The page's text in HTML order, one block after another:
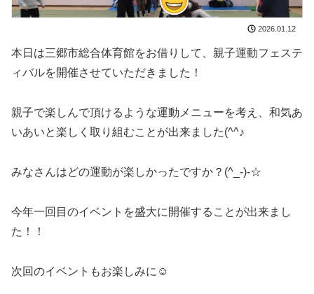
2026.01.12
本日は三郷市総合体育館をお借りして、親子運動フェステ
ィバルを開催させていただきました！
親子で楽しんで頂けるような運動メニューを考え、和気あ
いあいと楽しく取り組むことが出来ました(^^♪
みなさんはどの運動が楽しかったですか？(^_-)-☆
今年一回目のイベントを盛大に開催することが出来まし
た！！
次回のイベントもお楽しみに☺